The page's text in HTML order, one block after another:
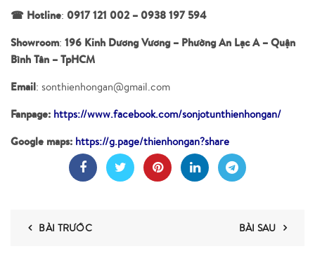
☎ Hotline: 0917 121 002 – 0938 197 594
Showroom: 196 Kinh Dương Vương – Phường An Lạc A – Quận
Bình Tân – TpHCM
Email: sonthienhongan@gmail.com
Fanpage: https://www.facebook.com/sonjotunthienhongan/
Google maps: https://g.page/thienhongan?share
BÀI TRƯỚC BÀI SAU